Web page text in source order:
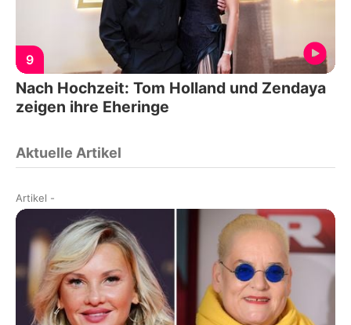
9
Nach Hochzeit: Tom Holland und Zendaya
zeigen ihre Eheringe
Aktuelle Artikel
Artikel -